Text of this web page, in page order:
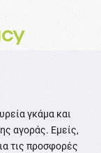
γκάμα και
αγοράς. Εμείς,
τις προσφορές